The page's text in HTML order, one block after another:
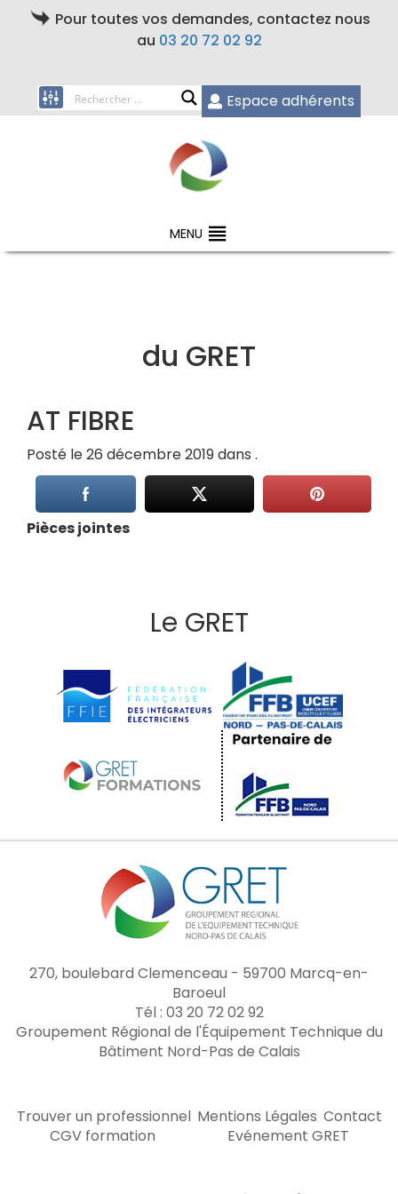
Pour toutes vos demandes, contactez nous
au 03 20 72 02 92
Espace adhérents
MENU
du GRET
AT FIBRE
Posté le 26 décembre 2019 dans .
Pièces jointes
Le GRET
270, boulebard Clemenceau - 59700 Marcq-en-
Baroeul
Tél : 03 20 72 02 92
Groupement Régional de l'Équipement Technique du
Bâtiment Nord-Pas de Calais
Trouver un professionnel Mentions Légales Contact
CGV formation
Evénement GRET